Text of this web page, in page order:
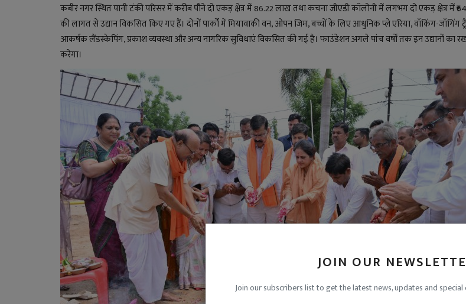
JOIN OUR
Join our subscribers list to get the latest news, updates and
कबीर नगर स्थित पानी टंकी परिसर में करीब पौने दो एकड़ क्षेत्र में 86.22 लाख तथा कचना जीएडी कॉलोनी में लगभग दो एकड़ क्षेत्र में
की लागत से उद्यान विकसित किए गए हैं। दोनों पार्कों में मियावाकी वन, ओपन जिम, बच्चों के लिए आधुनिक प्ले एरिया, वॉकिंग-जॉगिंग
आकर्षक लैंडस्केपिंग, प्रकाश व्यवस्था और अन्य नागरिक सुविधाएं विकसित की गई हैं। फाउंडेशन अगले पांच वर्षों तक इन उद्यानों का
करेगा।
लाइफ स्टाइल Sukma